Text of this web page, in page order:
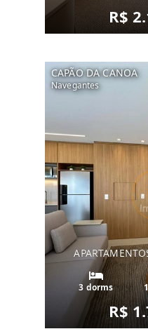
R$
CAPÃO DA CANOA
Navegantes
3 dorms
R$